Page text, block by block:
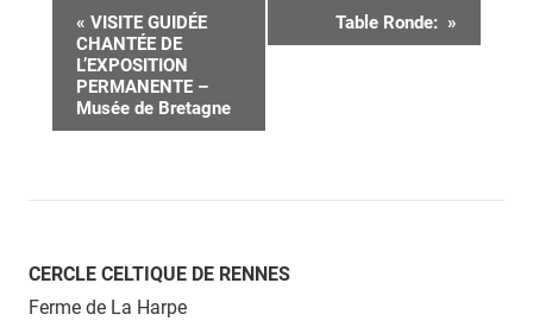
Navigation
Évènement
« VISITE GUIDÉE
CHANTÉE DE
L’EXPOSITION
PERMANENTE –
Musée de Bretagne
Table Ronde: »
CERCLE CELTIQUE DE RENNES
Ferme de La Harpe